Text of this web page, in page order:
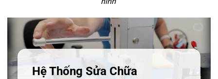
Hệ Thống Sửa Chữa